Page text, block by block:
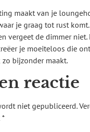
maakt van je
je graag tot rust
vergeet de dimmer niet.
je moeiteloos die
bijzonder maakt.
reactie
niet gepubliceerd.
*